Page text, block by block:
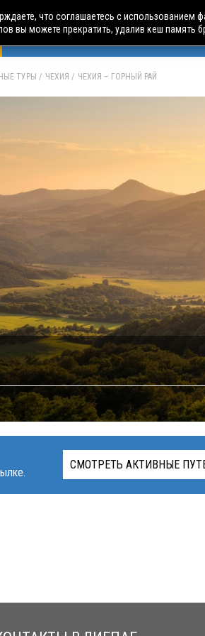
АВИА ПУТЕШЕСТВИЯ ЧАРТЕРЫ
ТУРЫ ЧЕХИЯ ЧЕХИЯ – ГОРНЫЙ РАЙ
СМОТРЕТЬ АКТИВНЫЕ
что соглашаетесь с использованием
вы можете прекратить, удалив кеш память